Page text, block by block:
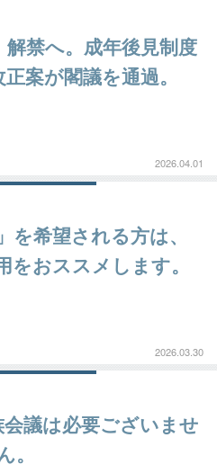
解禁へ。成年後見制度
案が閣議を通過。
2026.04.01
を希望される方は、
をおススメします。
2026.03.30
議は必要ございませ
。